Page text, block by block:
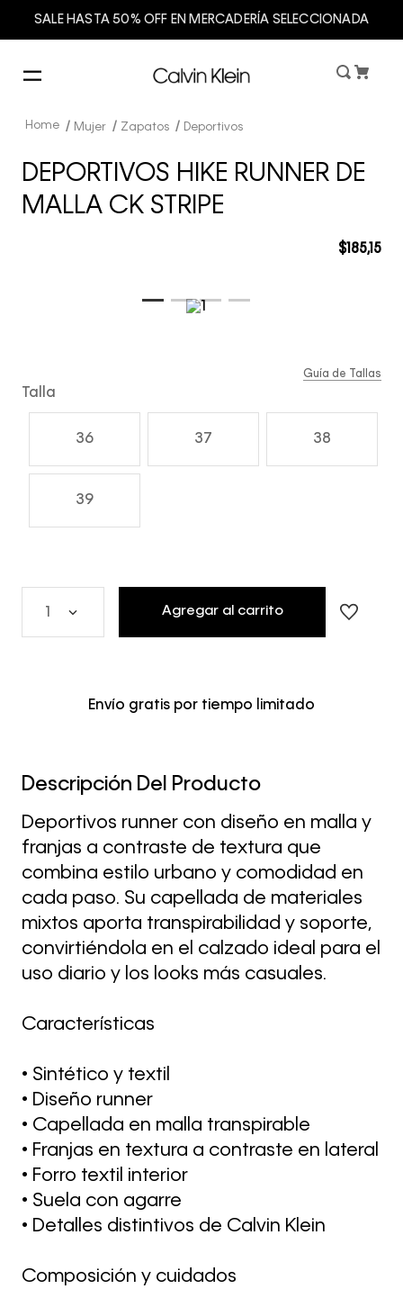
SALE HASTA 50% OFF EN MERCADERÍA SELECCIONADA
Mujer Zapatos Deportivos
DEPORTIVOS HIKE RUNNER DE
MALLA CK STRIPE
$185,15
Talla
36 37 38
39
Guía de Tallas
Agregar al carrito
Envío gratis por tiempo limitado
Descripción Del Producto
Deportivos runner con diseño en malla y
franjas a contraste de textura que
combina estilo urbano y comodidad en
cada paso. Su capellada de materiales
mixtos aporta transpirabilidad y soporte,
convirtiéndola en el calzado ideal para el
uso diario y los looks más casuales.
Características
• Sintético y textil
• Diseño runner
• Capellada en malla transpirable
• Franjas en textura a contraste en lateral
• Forro textil interior
• Suela con agarre
• Detalles distintivos de Calvin Klein
Composición y cuidados